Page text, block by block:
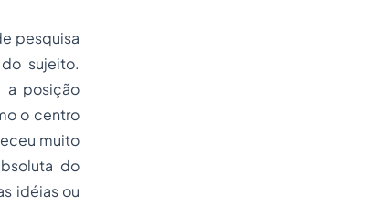
pesquisa
sujeito.
a posição
o centro
muito
do
idéias ou